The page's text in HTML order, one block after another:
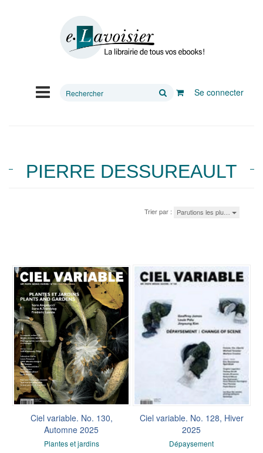
Rechercher
Se connecter
PIERRE DESSUREAULT
Trier par : Parutions les plu…
Ciel variable. No. 130,
Automne 2025
Plantes et jardins
Ciel variable. No. 128, Hiver
2025
Dépaysement